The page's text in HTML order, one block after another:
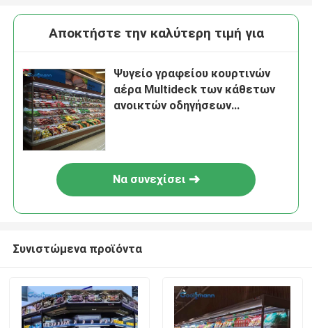
Αποκτήστε την καλύτερη τιμή για
Ψυγείο γραφείου κουρτινών
αέρα Multideck των κάθετων
ανοικτών οδηγήσεων
Να συνεχίσει
Συνιστώμενα προϊόντα